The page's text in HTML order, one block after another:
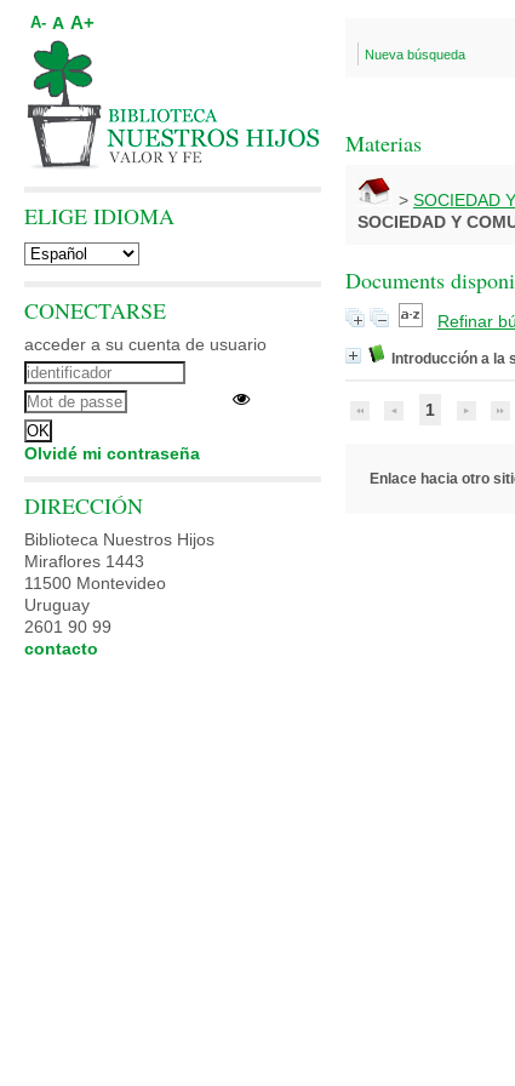
Nueva búsqueda
Materias
> SOCIEDAD
SOCIEDAD Y
Documents
Refinar
Introducción a la
1
Enlace hacia otro
A- A A+
ELIGE IDIOMA
CONECTARSE
acceder a su cuenta de usuario
Olvidé mi contraseña
DIRECCIÓN
Biblioteca Nuestros Hijos
Miraflores 1443
11500 Montevideo
Uruguay
2601 90 99
contacto